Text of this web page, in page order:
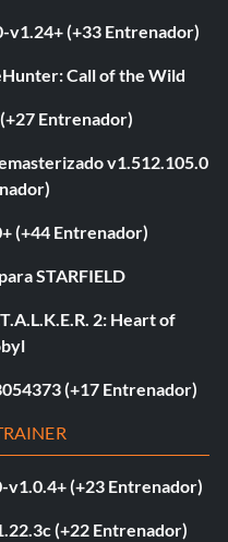
v1.24+ (+33 Entrenador)
Call of the Wild
Entrenador)
v1.512.105.0
(+44 Entrenador)
STARFIELD
2: Heart of
(+17 Entrenador)
v1.0.4+ (+23 Entrenador)
(+22 Entrenador)